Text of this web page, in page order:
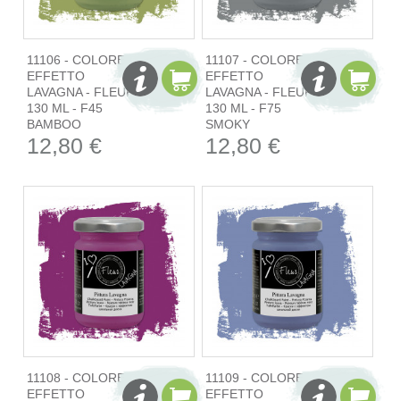
11106 - COLORE
EFFETTO
LAVAGNA - FLEUR
130 ML - F45
BAMBOO
12,80 €
11107 - COLORE
EFFETTO
LAVAGNA - FLEUR
130 ML - F75
SMOKY
12,80 €
11108 - COLORE
EFFETTO
11109 - COLORE
EFFETTO